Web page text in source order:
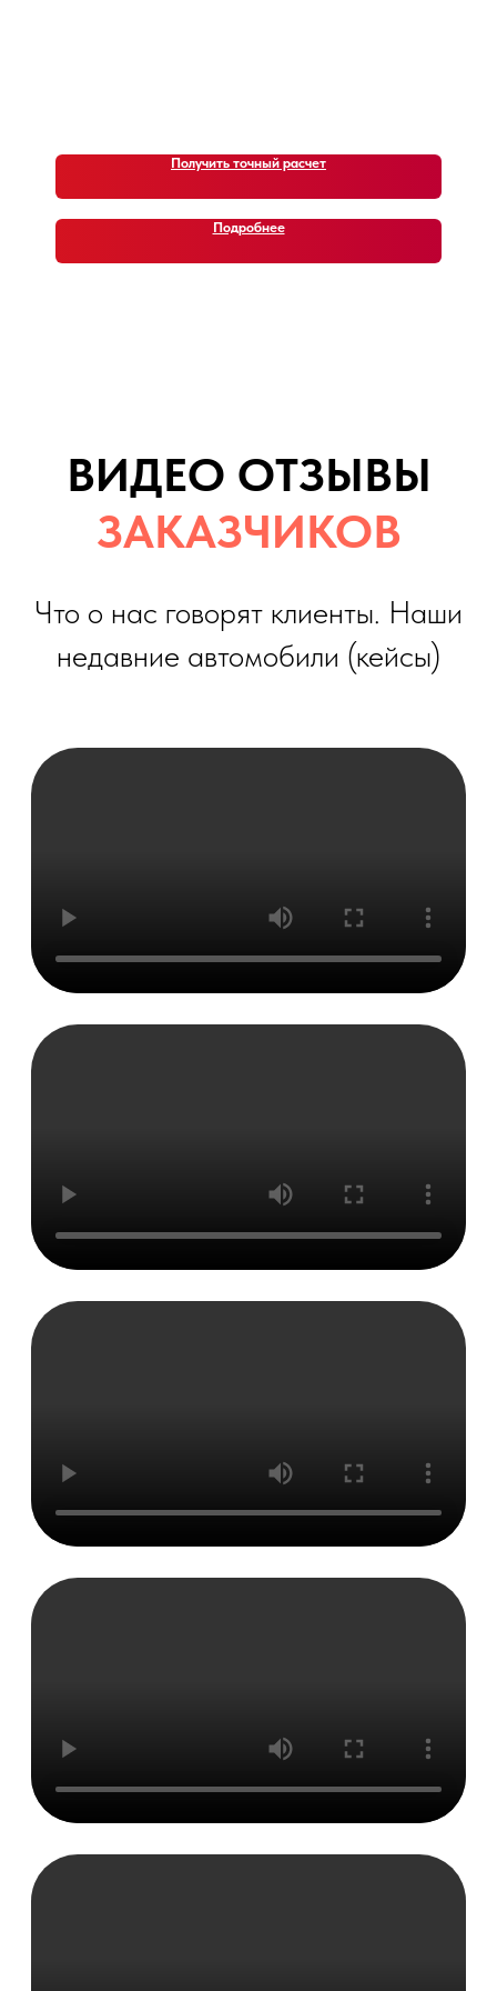
Получить точный расчет
Подробнее